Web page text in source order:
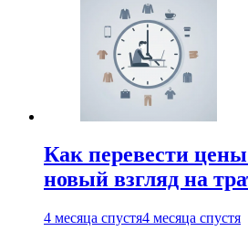
Как перевести
новый взгляд на
4 месяца спустя4 месяца спустя